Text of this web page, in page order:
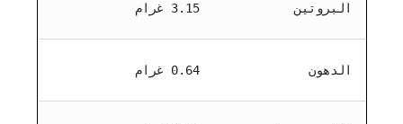
البروتين 3.15 غرام
الدهون 0.64 غرام